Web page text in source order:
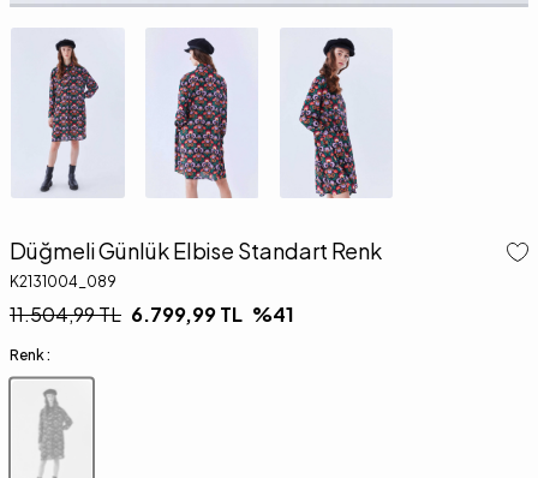
Düğmeli Günlük Elbise Standart Renk
K2131004_089
11.504,99TL 6.799,99TL %41
Renk :